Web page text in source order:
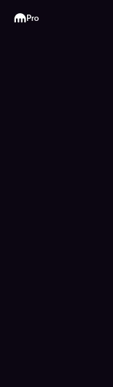
Kraken
Pro